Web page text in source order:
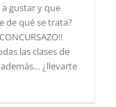
gustar y que
de qué se trata?
las clases de
¿llevarte